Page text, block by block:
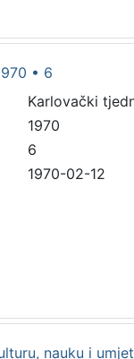
• 6
Karlovački
1970
6
1970-02-12
nauku i